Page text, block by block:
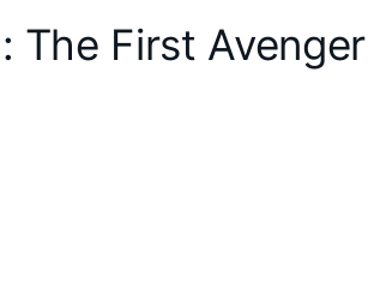
The First Avenger